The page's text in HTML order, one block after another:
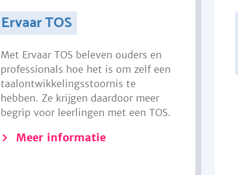
Ervaar TOS
Met Ervaar TOS beleven ouders en
professionals hoe het is om zelf een
taalontwikkelingsstoornis te
hebben. Ze krijgen daardoor meer
begrip voor leerlingen met een TOS.
Meer informatie